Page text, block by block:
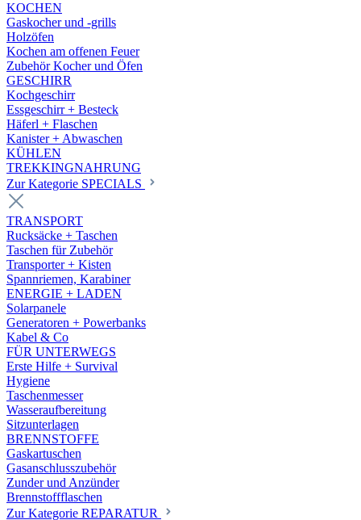
KOCHEN
Gaskocher und -grills
Holzöfen
Kochen am offenen Feuer
Zubehör Kocher und Öfen
GESCHIRR
Kochgeschirr
Essgeschirr + Besteck
Häferl + Flaschen
Kanister + Abwaschen
KÜHLEN
TREKKINGNAHRUNG
Zur Kategorie SPECIALS
TRANSPORT
Rucksäcke + Taschen
Taschen für Zubehör
Transporter + Kisten
Spannriemen, Karabiner
ENERGIE + LADEN
Solarpanele
Generatoren + Powerbanks
Kabel & Co
FÜR UNTERWEGS
Erste Hilfe + Survival
Hygiene
Taschenmesser
Wasseraufbereitung
Sitzunterlagen
BRENNSTOFFE
Gaskartuschen
Gasanschlusszubehör
Zunder und Anzünder
Brennstoffflaschen
Zur Kategorie REPARATUR